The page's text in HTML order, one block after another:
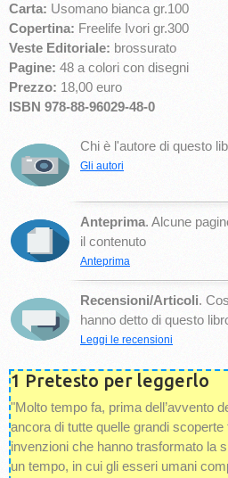
Carta: Usomano bianca gr.100
Copertina: Freelife Ivori gr.300
Veste Editoriale: brossurato
Pagine: 48 a colori con disegni
Prezzo: 18,00 euro
ISBN 978-88-96029-48-0
Chi è l'autore di questo
Gli autori
Anteprima. Alcune
il contenuto
Anteprima
Recensioni/Articoli.
hanno detto di questo
Leggi le recensioni
1 Pretesto per leggerlo
"Molto tempo fa, prima dell’avvento
ancora di tutte quelle grandi scoperte
invenzioni che hanno trasformato la
un tempo, in cui gli esseri umani